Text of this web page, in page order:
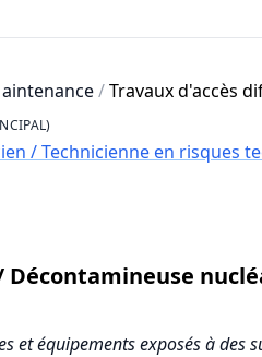
/Travaux d'accès
/ Technicienne en risques
équipements exposés à des